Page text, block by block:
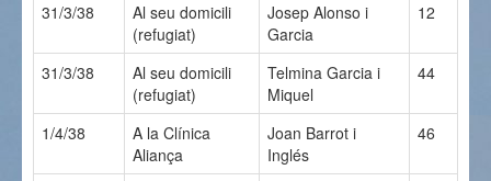
31/3/38
Al seu domicili
(refugiat)
Josep Alonso i
Garcia
12
31/3/38
Al seu domicili
(refugiat)
Telmina Garcia i
Miquel
44
1/4/38
A la Clínica
Aliança
Joan Barrot i
Inglés
46